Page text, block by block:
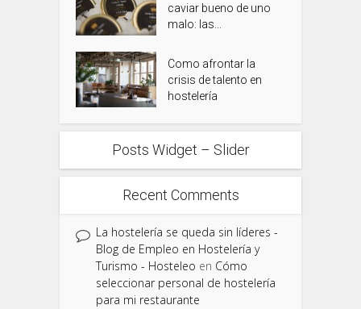
caviar bueno de uno
malo: las...
Como afrontar la
crisis de talento en
hostelería
Posts Widget – Slider
Recent Comments
La hostelería se queda sin líderes -
Blog de Empleo en Hostelería y
Turismo - Hosteleo en Cómo
seleccionar personal de hostelería
para mi restaurante